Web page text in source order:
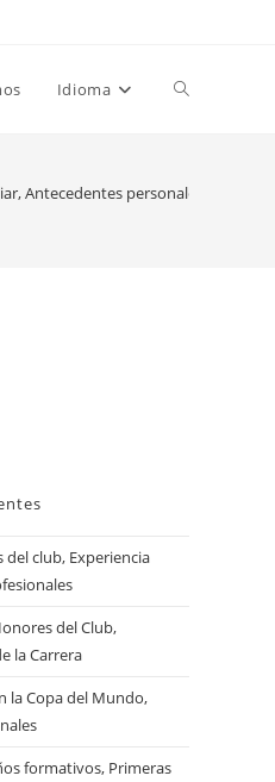
Idioma Toggle
Antecedentes personales
del club, Experiencia
del Club,
la Carrera
la Copa del Mundo,
formativos, Primeras